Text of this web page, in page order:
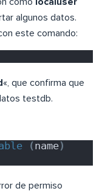
como
localuser
algunos datos.
este comando:
«, que confirma que
testdb.
(name)
de permiso